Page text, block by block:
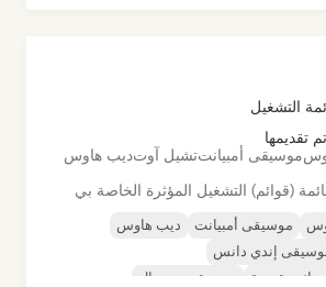
التشغيل
موسيقى أمبيانتتشيل آوتديب هاوس
(قوائم) التشغيل المؤثرة الخاصة بي
موسيقى أمبيانت
ديب هاوس
إندي دانس
وتقدمية
موسيقى مينيمال